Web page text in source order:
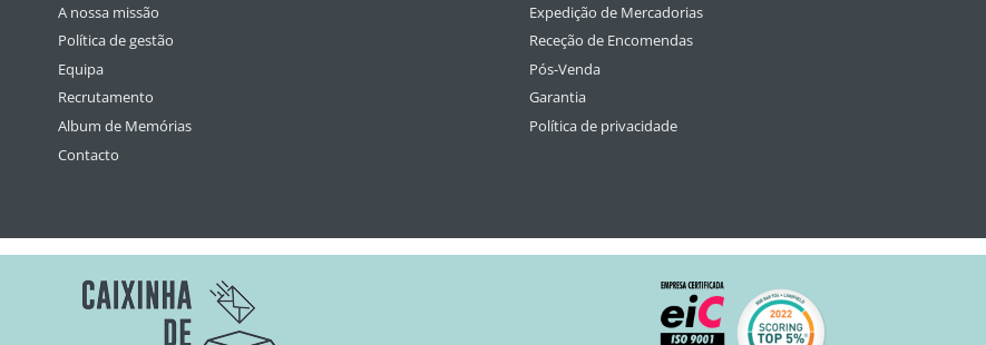
A nossa missão
Política de gestão
Equipa
Recrutamento
Album de Memórias
Contacto
Expedição de Mercadorias
Receção de Encomendas
Pós-Venda
Garantia
Política de privacidade